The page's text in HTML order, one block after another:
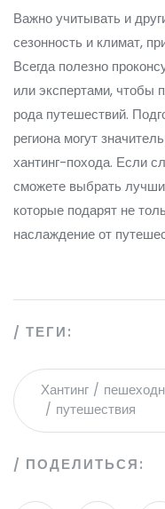
Важно учитывать и
сезонность и климат,
Всегда полезно
или экспертами, чтобы
рода путешествий.
региона могут
хантинг-похода. Если
сможете выбрать
которые подарят не
наслаждение от
ТЕГИ:
Хантинг
путешествия
ПОДЕЛИТЬСЯ: